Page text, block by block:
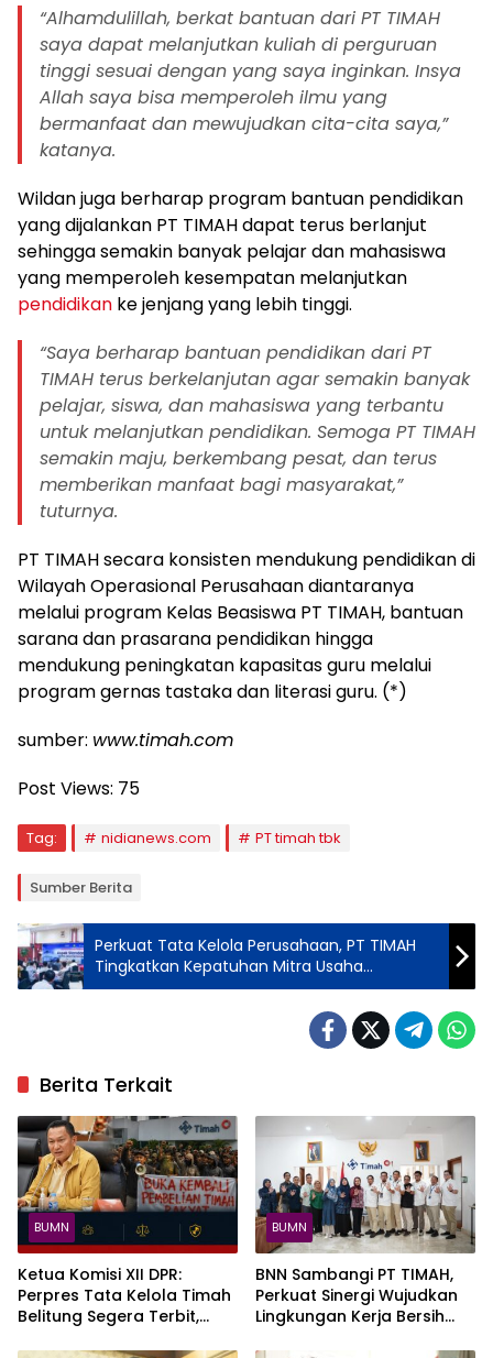
“Alhamdulillah, berkat bantuan dari PT TIMAH
saya dapat melanjutkan kuliah di perguruan
tinggi sesuai dengan yang saya inginkan. Insya
Allah saya bisa memperoleh ilmu yang
bermanfaat dan mewujudkan cita-cita saya,”
katanya.
Wildan juga berharap program bantuan pendidikan
yang dijalankan PT TIMAH dapat terus berlanjut
sehingga semakin banyak pelajar dan mahasiswa
yang memperoleh kesempatan melanjutkan
pendidikan ke jenjang yang lebih tinggi.
“Saya berharap bantuan pendidikan dari PT
TIMAH terus berkelanjutan agar semakin banyak
pelajar, siswa, dan mahasiswa yang terbantu
untuk melanjutkan pendidikan. Semoga PT TIMAH
semakin maju, berkembang pesat, dan terus
memberikan manfaat bagi masyarakat,”
tuturnya.
PT TIMAH secara konsisten mendukung pendidikan di
Wilayah Operasional Perusahaan diantaranya
melalui program Kelas Beasiswa PT TIMAH, bantuan
sarana dan prasarana pendidikan hingga
mendukung peningkatan kapasitas guru melalui
program gernas tastaka dan literasi guru. (*)
sumber: www.timah.com
Post Views: 75
Tag: nidianews.com PT timah tbk
Sumber Berita
Perkuat Tata Kelola Perusahaan, PT TIMAH
Tingkatkan Kepatuhan Mitra Usaha
Pertambangan Lewat Bimbingan Teknis
Berita Terkait
BUMN
Ketua Komisi XII DPR:
Perpres Tata Kelola Timah
Belitung Segera Terbit,
BUMN
BNN Sambangi PT TIMAH,
Perkuat Sinergi Wujudkan
Lingkungan Kerja Bersih